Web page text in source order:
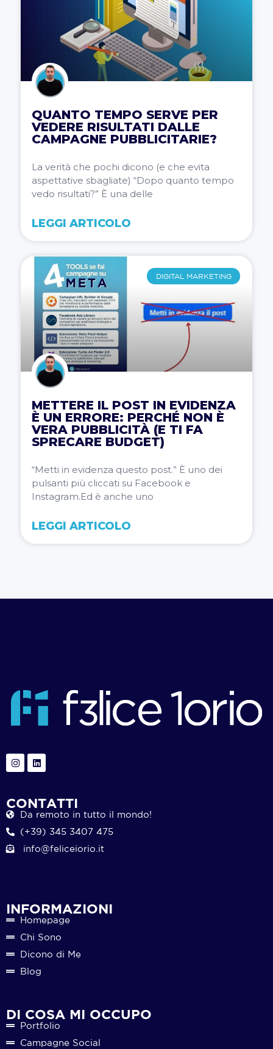
QUANTO TEMPO SERVE PER
VEDERE RISULTATI DALLE
CAMPAGNE PUBBLICITARIE?
La verità che pochi dicono (e che evita
aspettative sbagliate) “Dopo quanto tempo
vedo risultati?” È una delle
LEGGI ARTICOLO
DIGITAL MARKETING
METTERE IL POST IN EVIDENZA
È UN ERRORE: PERCHÉ NON È
VERA PUBBLICITÀ (E TI FA
SPRECARE BUDGET)
“Metti in evidenza questo post.” È uno dei
pulsanti più cliccati su Facebook e
Instagram.Ed è anche uno
LEGGI ARTICOLO
CONTATTI
Da remoto in tutto il mondo!
(+39) 345 3407 475
info@feliceiorio.it
INFORMAZIONI
Homepage
Chi Sono
Dicono di Me
Blog
DI COSA MI OCCUPO
Portfolio
Campagne Social